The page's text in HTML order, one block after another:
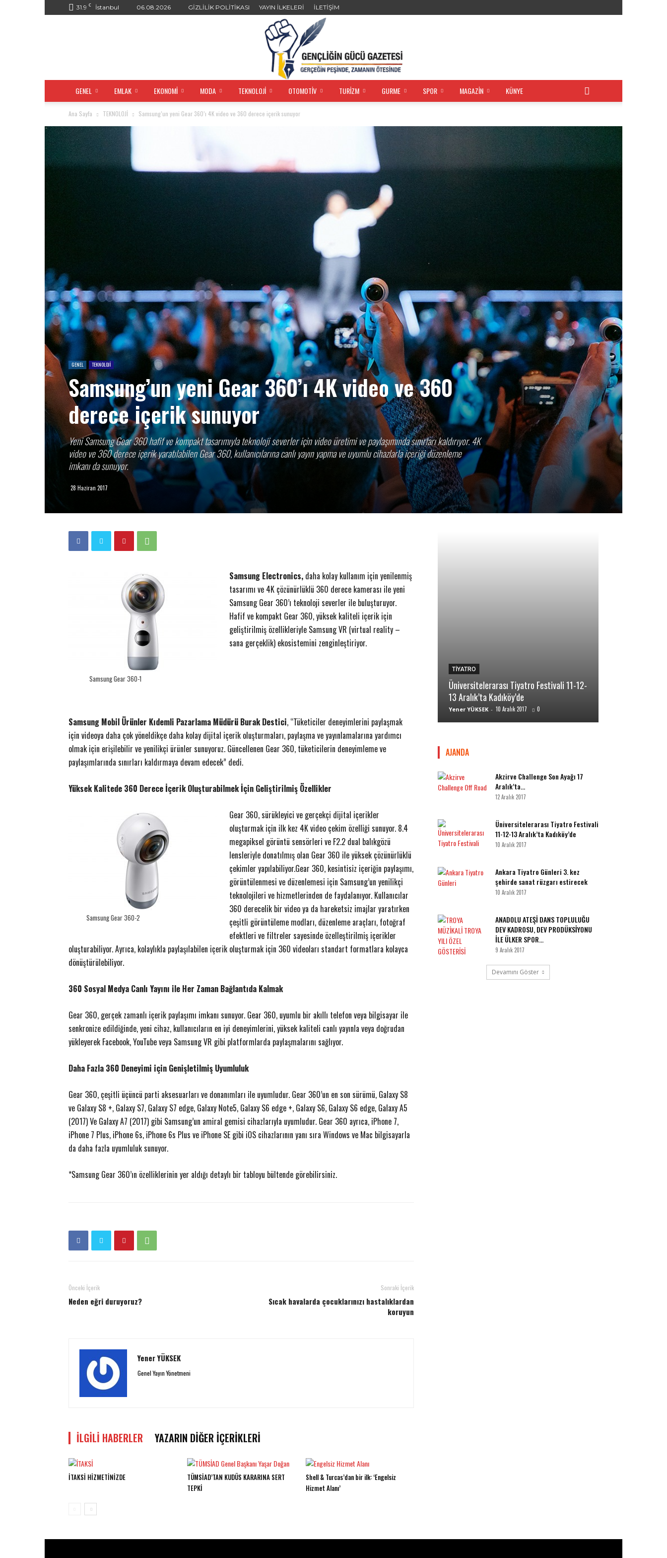
31.9 C İstanbul 06.08.2026 GİZLİLİK POLİTİKASI YAYIN İLKELERİ İLETİŞİM
GÜCÜ
GAZETESİ
GENEL EMLAK EKONOMİ MODA TEKNOLOJİ OTOMOTİV TURİZM GURME SPOR MAGAZİN KÜNYE
Ana Sayfa TEKNOLOJİ Samsung’un yeni Gear 360’ı 4K video ve 360 derece içerik sunuyor
GENEL TEKNOLOJİ
Samsung’un yeni Gear 360’ı 4K video ve 360
derece içerik sunuyor
Yeni Samsung Gear 360 hafif ve kompakt tasarımıyla teknoloji severler için video üretimi ve paylaşımında sınırları kaldırıyor. 4K
video ve 360 derece içerik yaratılabilen Gear 360, kullanıcılarına canlı yayın yapma ve uyumlu cihazlarla içeriği düzenleme
imkanı da sunuyor.
28 Haziran 2017
Samsung Gear 360-1
Samsung Electronics, daha kolay kullanım için yenilenmiş
tasarımı ve 4K çözünürlüklü 360 derece kamerası ile yeni
Samsung Gear 360’ı teknoloji severler ile buluşturuyor.
Hafif ve kompakt Gear 360, yüksek kaliteli içerik için
geliştirilmiş özellikleriyle Samsung VR (virtual reality –
sana gerçeklik) ekosistemini zenginleştiriyor.
Samsung Mobil Ürünler Kıdemli Pazarlama Müdürü Burak Destici, “Tüketiciler deneyimlerini paylaşmak
için videoya daha çok yöneldikçe daha kolay dijital içerik oluşturmaları, paylaşma ve yayınlamalarına yardımcı
olmak için erişilebilir ve yenilikçi ürünler sunuyoruz. Güncellenen Gear 360, tüketicilerin deneyimleme ve
paylaşımlarında sınırları kaldırmaya devam edecek” dedi.
Yüksek Kalitede 360 Derece İçerik Oluşturabilmek İçin Geliştirilmiş Özellikler
Samsung Gear 360-2
Gear 360, sürükleyici ve gerçekçi dijital içerikler
oluşturmak için ilk kez 4K video çekim özelliği sunuyor. 8.4
megapiksel görüntü sensörleri ve F2.2 dual balıkgözü
lensleriyle donatılmış olan Gear 360 ile yüksek çözünürlüklü
çekimler yapılabiliyor.Gear 360, kesintisiz içeriğin paylaşımı,
görüntülenmesi ve düzenlemesi için Samsung’un yenilikçi
teknolojileri ve hizmetlerinden de faydalanıyor. Kullanıcılar
360 derecelik bir video ya da hareketsiz imajlar yaratırken
çeşitli görüntüleme modları, düzenleme araçları, fotoğraf
efektleri ve filtreler sayesinde özelleştirilmiş içerikler
oluşturabiliyor. Ayrıca, kolaylıkla paylaşılabilen içerik oluşturmak için 360 videoları standart formatlara kolayca
dönüştürülebiliyor.
360 Sosyal Medya Canlı Yayını ile Her Zaman Bağlantıda Kalmak
Gear 360, gerçek zamanlı içerik paylaşımı imkanı sunuyor. Gear 360, uyumlu bir akıllı telefon veya bilgisayar ile
senkronize edildiğinde, yeni cihaz, kullanıcıların en iyi deneyimlerini, yüksek kaliteli canlı yayınla veya doğrudan
yükleyerek Facebook, YouTube veya Samsung VR gibi platformlarda paylaşmalarını sağlıyor.
Daha Fazla 360 Deneyimi için Genişletilmiş Uyumluluk
Gear 360, çeşitli üçüncü parti aksesuarları ve donanımları ile uyumludur. Gear 360’un en son sürümü, Galaxy S8
ve Galaxy S8 +, Galaxy S7, Galaxy S7 edge, Galaxy Note5, Galaxy S6 edge +, Galaxy S6, Galaxy S6 edge, Galaxy A5
(2017) Ve Galaxy A7 (2017) gibi Samsung’un amiral gemisi cihazlarıyla uyumludur. Gear 360 ayrıca, iPhone 7,
iPhone 7 Plus, iPhone 6s, iPhone 6s Plus ve iPhone SE gibi iOS cihazlarının yanı sıra Windows ve Mac bilgisayarla
da daha fazla uyumluluk sunuyor.
*Samsung Gear 360’ın özelliklerinin yer aldığı detaylı bir tabloyu bültende görebilirsiniz.
Önceki İçerik
Neden eğri duruyoruz?
Sonraki İçerik
Sıcak havalarda çocuklarınızı hastalıklardan
koruyun
Yener YÜKSEK
Genel Yayın Yönetmeni
İLGILI HABERLER YAZARIN DIĞER İÇERIKLERI
İTAKSİ HİZMETİNİZDE
TÜMSİAD’TAN KUDÜS KARARINA SERT
TEPKİ
Shell & Turcas’dan bir ilk: ‘Engelsiz
Hizmet Alanı’
ETKİNLİK
TİYATRO
Üniversitelerarası Tiyatro Festivali 11-12-
13 Aralık’ta Kadıköy’de
Yener YÜKSEK - 10 Aralık 2017 0
AJANDA
Akzirve Challenge Son Ayağı 17
Aralık’ta…
12 Aralık 2017
Üniversitelerarası Tiyatro Festivali
11-12-13 Aralık’ta Kadıköy’de
10 Aralık 2017
Ankara Tiyatro Günleri 3. kez
şehirde sanat rüzgarı estirecek
10 Aralık 2017
ANADOLU ATEŞİ DANS TOPLULUĞU
DEV KADROSU, DEV PRODÜKSİYONU
İLE ÜLKER SPOR...
9 Aralık 2017
Devamını Göster